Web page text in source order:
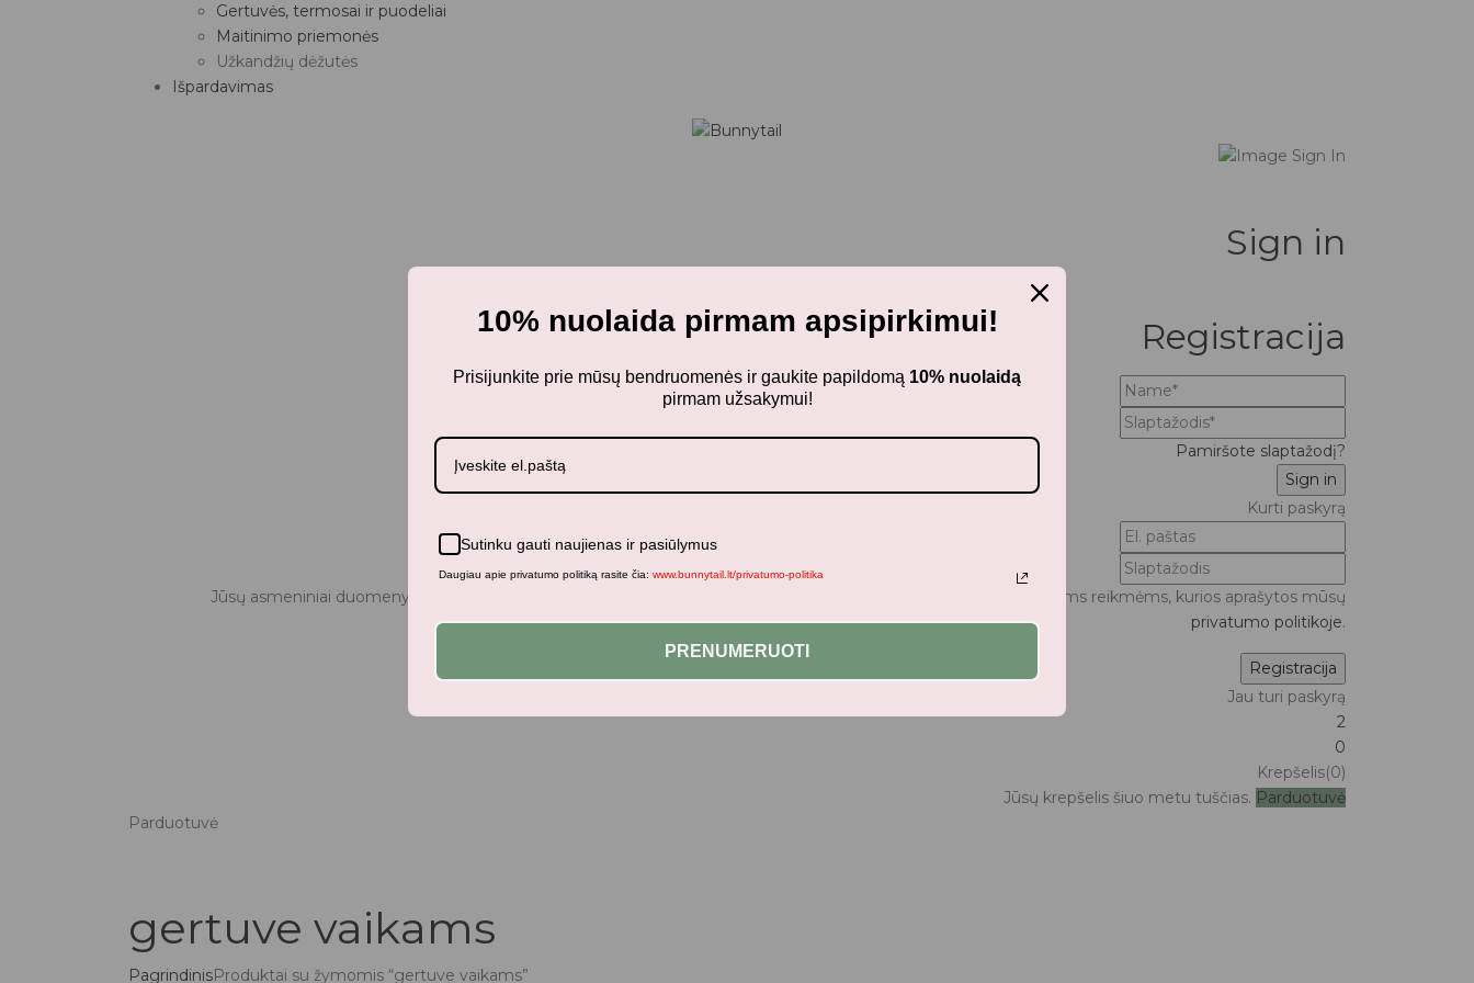
Gertuvės, termosai ir puodeliai
Maitinimo priemonės
Užkandžių dėžutės
Išpardavimas
Sign in
Registracija
Pamiršote slaptažodį?
Kurti paskyrą
Jūsų asmeniniai duomenys bus naudojami patogesniam naršymui šiame tinklalapyje, paskyros valdymui bei kitoms reikmėms, kurios aprašytos mūsų
privatumo politikoje.
Jau turi paskyrą
2
0
Krepšelis(0)
Jūsų krepšelis šiuo metu tuščias. Parduotuvė
Parduotuvė
gertuve vaikams
PagrindinisProduktai su žymomis “gertuve vaikams”
10% nuolaida pirmam apsipirkimui!
Prisijunkite prie mūsų bendruomenės ir gaukite papildomą 10% nuolaidą
pirmam užsakymui!
Sutinku gauti naujienas ir pasiūlymus
Daugiau apie privatumo politiką rasite čia: www.bunnytail.lt/privatumo-politika
PRENUMERUOTI